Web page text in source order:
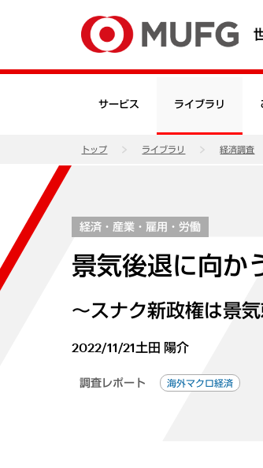
サービス ライブラリ
トップ ライブラリ 経済調査
経済・産業・雇用・労働
景気後退に向か
～スナク新政権は景
2022/11/21土田 陽介
調査レポート 海外マクロ経済